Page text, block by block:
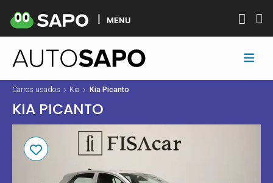
MENU
Carros usados Kia Kia Picanto
KIA PICANTO